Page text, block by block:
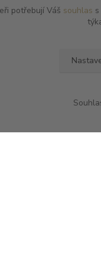
Můžete se
potřebují Váš souhlas